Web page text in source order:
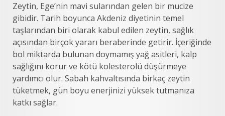
Zeytin, Ege’nin mavi sularından gelen bir mucize
gibidir. Tarih boyunca Akdeniz diyetinin temel
taşlarından biri olarak kabul edilen zeytin, sağlık
açısından birçok yararı beraberinde getirir. İçeriğinde
bol miktarda bulunan doymamış yağ asitleri, kalp
sağlığını korur ve kötü kolesterolü düşürmeye
yardımcı olur. Sabah kahvaltısında birkaç zeytin
tüketmek, gün boyu enerjinizi yüksek tutmanıza
katkı sağlar.